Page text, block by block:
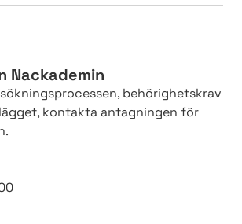
Nackademin
behörighetskrav
kontakta antagningen för